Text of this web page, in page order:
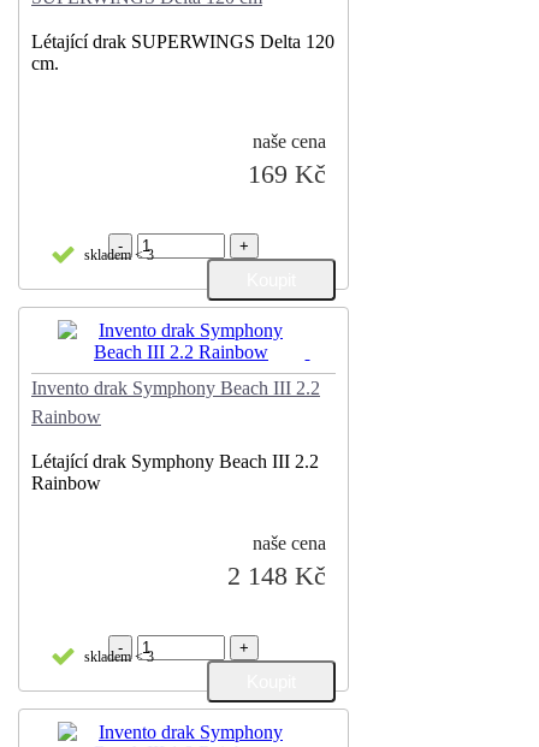
Létající drak SUPERWINGS Delta 120
cm.
naše cena
169 Kč
skladem < 3
- +
Invento drak Symphony Beach III 2.2
Rainbow
Létající drak Symphony Beach III 2.2
Rainbow
naše cena
2 148 Kč
skladem < 3
- +